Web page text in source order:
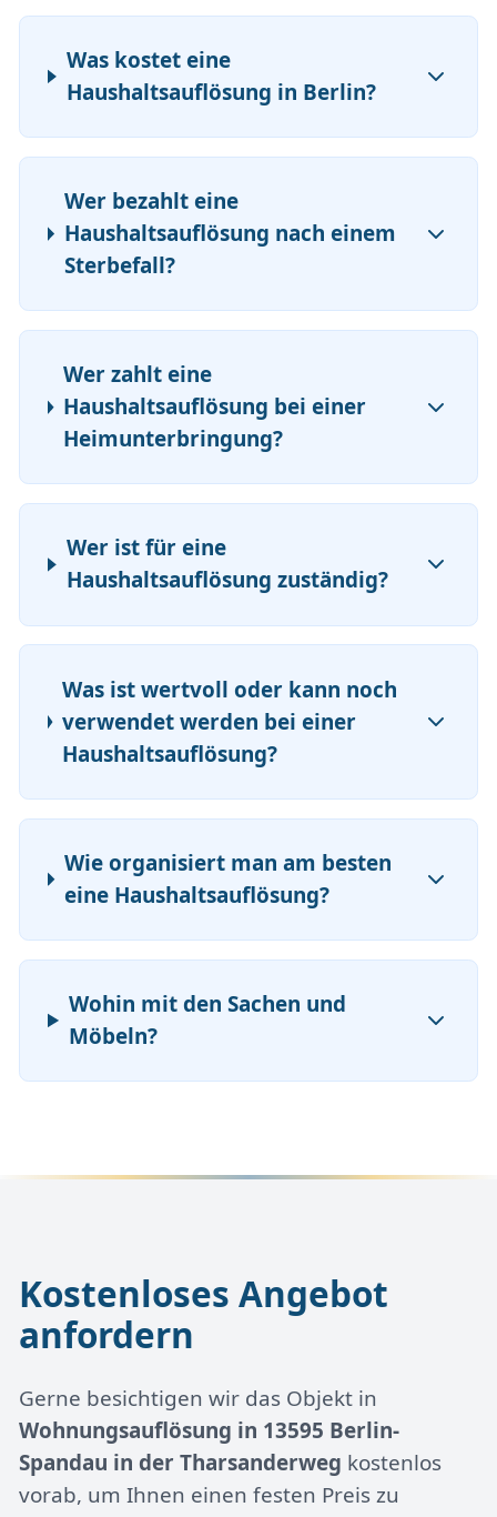
Was kostet eine
Haushaltsauflösung in Berlin?
Wer bezahlt eine
Haushaltsauflösung nach einem
Sterbefall?
Wer zahlt eine
Haushaltsauflösung bei einer
Heimunterbringung?
Wer ist für eine
Haushaltsauflösung zuständig?
Was ist wertvoll oder kann noch
verwendet werden bei einer
Haushaltsauflösung?
Wie organisiert man am besten
eine Haushaltsauflösung?
Wohin mit den Sachen und
Möbeln?
Kostenloses Angebot
anfordern
Gerne besichtigen wir das Objekt in
Wohnungsauflösung in 13595 Berlin-
Spandau in der Tharsanderweg kostenlos
vorab, um Ihnen einen festen Preis zu